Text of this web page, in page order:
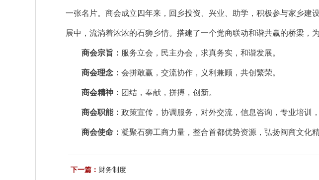
一张名片。商会成立四年来，回乡投资、兴业、助学，积极参与家乡
展中，流淌着浓浓的石狮乡情。搭建了一个党商联动和谐共赢的桥梁，
商会宗旨： 服务立会，民主办会，求真务实，和谐发展。
商会理念： 会拼敢赢，交流协作，义利兼顾，共创繁荣。
商会精神： 团结，奉献，拼搏，创新。
商会职能： 政策宣传，协调服务，对外交流，信息咨询，专业培训
商会使命： 凝聚石狮工商力量，整合首都优势资源，弘扬闽商文化
下一篇： 财务制度